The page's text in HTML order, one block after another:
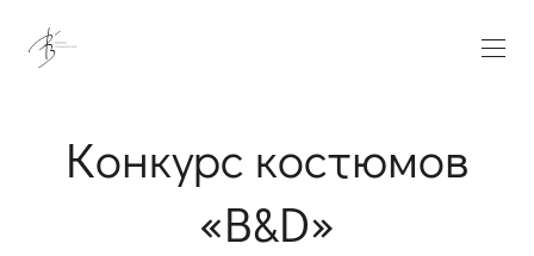
Конкурс костюмов
«B&D»